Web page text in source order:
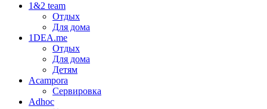
1&2 team
Отдых
Для дома
1DEA.me
Отдых
Для дома
Детям
Acampora
Сервировка
Adhoc